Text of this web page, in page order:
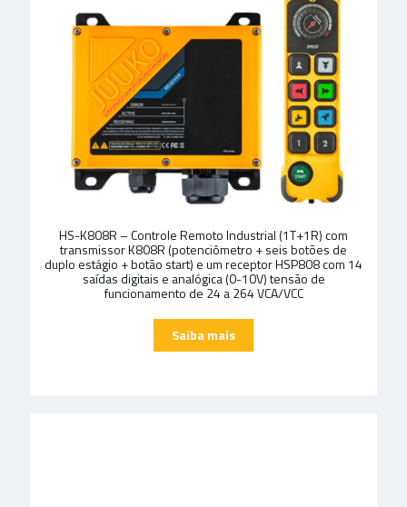
HS-K808R – Controle Remoto Industrial (1T+1R) com
transmissor K808R (potenciômetro + seis botões de
duplo estágio + botão start) e um receptor HSP808 com 14
saídas digitais e analógica (0-10V) tensão de
funcionamento de 24 a 264 VCA/VCC